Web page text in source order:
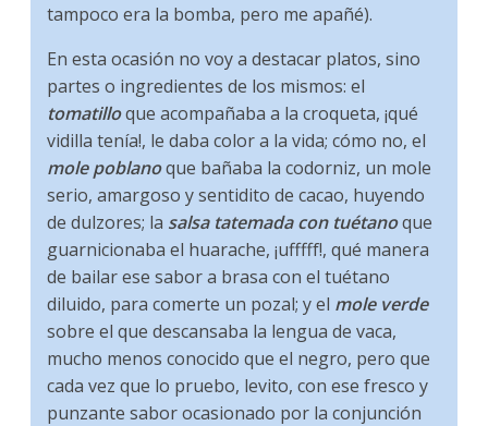
tampoco era la bomba, pero me apañé).
En esta ocasión no voy a destacar platos, sino
partes o ingredientes de los mismos: el
tomatilloque acompañaba a la croqueta, ¡qué
vidilla tenía!, le daba color a la vida; cómo no, el
mole poblanoque bañaba la codorniz, un mole
serio, amargoso y sentidito de cacao, huyendo
de dulzores; la salsa tatemada con tuétanoque
guarnicionaba el huarache, ¡ufffff!, qué manera
de bailar ese sabor a brasa con el tuétano
diluido, para comerte un pozal; y el mole verde
sobre el que descansaba la lengua de vaca,
mucho menos conocido que el negro, pero que
cada vez que lo pruebo, levito, con ese fresco y
punzante sabor ocasionado por la conjunción